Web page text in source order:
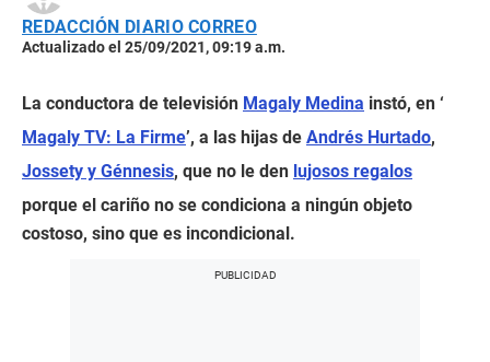
REDACCIÓN DIARIO CORREO
Actualizado el 25/09/2021, 09:19 a.m.
La conductora de televisión Magaly Medina instó, en ‘
Magaly TV: La Firme’, a las hijas de Andrés Hurtado,
Jossety y Génnesis, que no le den lujosos regalos
porque el cariño no se condiciona a ningún objeto
costoso, sino que es incondicional.